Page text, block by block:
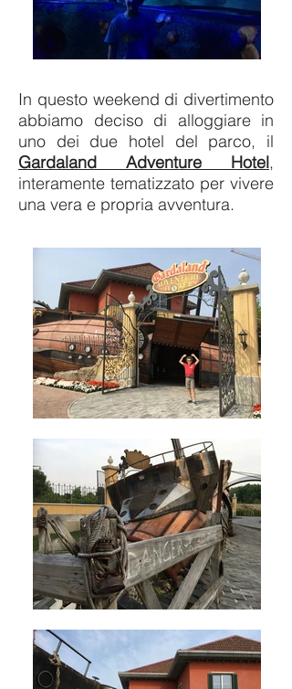
In questo weekend di divertimento
abbiamo deciso di alloggiare in
uno dei due hotel del parco, il
Gardaland Adventure Hotel,
interamente tematizzato per vivere
una vera e propria avventura.